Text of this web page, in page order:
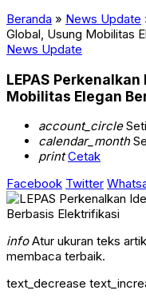
Beranda » News Update
Global, Usung Mobilitas
News Update
LEPAS
Mobilitas Elegan
account_circle
calendar_month
print Cetak
Facebook Twitter
infoAtur ukuran teks
membaca terbaik.
text_decrease